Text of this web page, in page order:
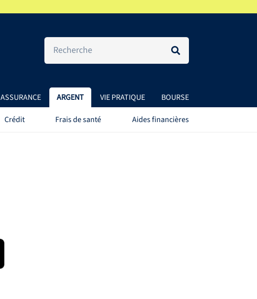
ASSURANCE ARGENT VIE PRATIQUE BOURSE
Crédit Frais de santé Aides financières